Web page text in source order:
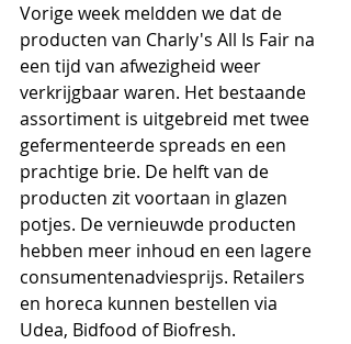
Vorige week meldden we dat de
producten van Charly's All Is Fair na
een tijd van afwezigheid weer
verkrijgbaar waren. Het bestaande
assortiment is uitgebreid met twee
gefermenteerde spreads en een
prachtige brie. De helft van de
producten zit voortaan in glazen
potjes. De vernieuwde producten
hebben meer inhoud en een lagere
consumentenadviesprijs. Retailers
en horeca kunnen bestellen via
Udea, Bidfood of Biofresh.